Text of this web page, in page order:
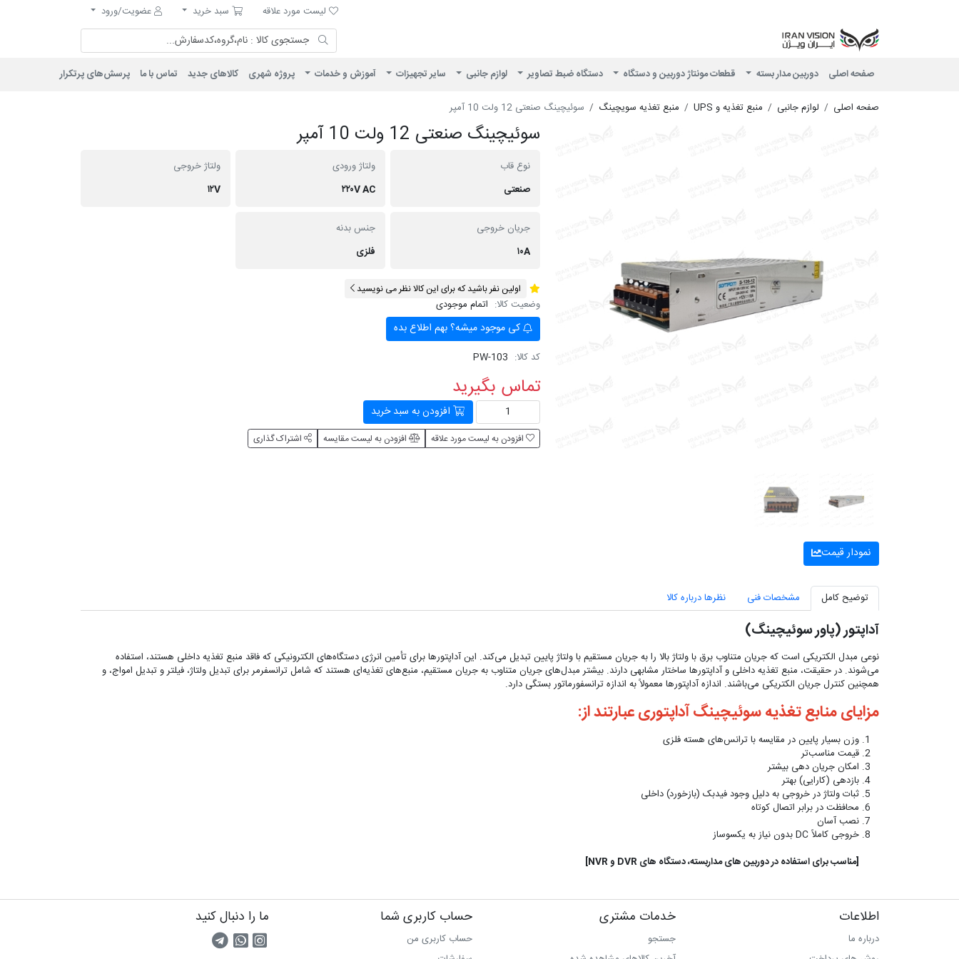
لیست مورد علاقه
لیست مورد علاقه سبد خرید
سبد خرید
عضویت/ورود
صفحه اصلی دوربین مدار بسته قطعات مونتاژ دوربین و دستگاه دستگاه ضبط تصاویر لوازم جانبی سایر تجهیزات آموزش و خدمات پروژه شهری کالاهای جدید تماس با ما پرسش‌های پرتکرار
صفحه اصلی لوازم جانبی منبع تغذیه و UPS منبع تغذیه سویچینگ سوئیچینگ صنعتی 12 ولت 10 آمپر
نمودار قیمت
سوئیچینگ صنعتی 12 ولت 10 آمپر
نوع قاب
صنعتی
ولتاژ ورودی
۲۲۰V AC
ولتاژ خروجی
۱۲V
جریان خروجی
۱۰A
جنس بدنه
فلزی
اولین نفر باشید که برای این کالا نظر می نویسید
وضعیت کالا: اتمام موجودی
کی موجود میشه؟ بهم اطلاع بده
کد کالا: PW-103
تماس بگیرید
افزودن به سبد خرید
افزودن به لیست مورد علاقه افزودن به لیست مقایسه اشتراک گذاری
توضیح کامل مشخصات فنی نظرها درباره کالا
آداپتور (پاور سوئیچینگ)
نوعی مبدل الکتریکی است که جریان متناوب برق با ولتاژ بالا را به جریان مستقیم با ولتاژ پایین تبدیل می‌کند. این آداپتورها برای تأمین انرژی دستگاه‌های الکترونیکی که فاقد منبع تغذیه داخلی هستند، استفاده
می‌شوند. در حقیقت، منبع تغذیه داخلی و آداپتورها ساختار مشابهی دارند. بیشتر مبدل‌های جریان متناوب به جریان مستقیم، منبع‌های تغذیه‌ای هستند که شامل ترانسفرمر برای تبدیل ولتاژ، فیلتر و تبدیل امواج، و
همچنین کنترل جریان الکتریکی می‌باشند. اندازه آداپتورها معمولاً به اندازه ترانسفورماتور بستگی دارد.
مزایای منابع تغذیه سوئیچینگ آداپتوری عبارتند از:
وزن بسیار پایین در مقایسه با ترانس‌های هسته فلزی
قیمت مناسب‌تر
امکان جریان دهی بیشتر
بازدهی (کارایی) بهتر
ثبات ولتاژ در خروجی به دلیل وجود فیدبک (بازخورد) داخلی
محافظت در برابر اتصال کوتاه
نصب آسان
خروجی کاملاً DC بدون نیاز به یکسوساز
[مناسب برای استفاده در دوربین های مداربسته، دستگاه های DVR و NVR]
اطلاعات
درباره ما
خدمات مشتری
جستجو
حساب کاربری شما
حساب کاربری من
ما را دنبال کنید
اینستاگرام
پیام رسان واتس اپ
کانال تلگرام